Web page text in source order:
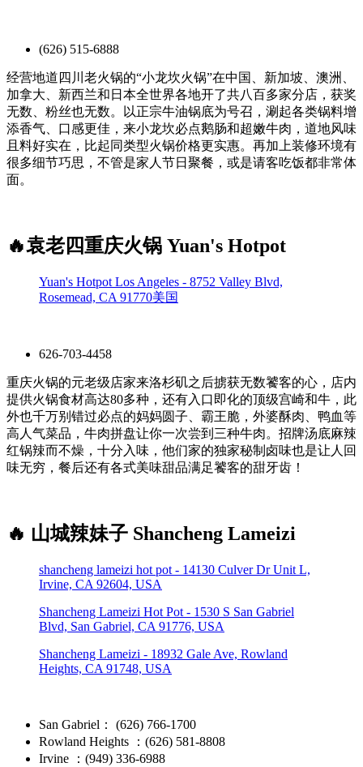
(626) 515-6888
经营地道四川老火锅的“小龙坎火锅”在中国、新加坡、澳洲、
加拿大、新西兰和日本全世界各地开了共八百多家分店，获奖
无数、粉丝也无数。以正宗牛油锅底为号召，涮起各类锅料增
添香气、口感更佳，来小龙坎必点鹅肠和超嫩牛肉，道地风味
且料好实在，比起同类型火锅价格更实惠。再加上装修环境有
很多细节巧思，不管是家人节日聚餐，或是请客吃饭都非常体
面。
🔥袁老四重庆火锅 Yuan's Hotpot
Yuan's Hotpot Los Angeles - 8752 Valley Blvd,
Rosemead, CA 91770美国
626-703-4458
重庆火锅的元老级店家来洛杉矶之后掳获无数饕客的心，店内
提供火锅食材高达80多种，还有入口即化的顶级宫崎和牛，此
外也千万别错过必点的妈妈圆子、霸王脆，外婆酥肉、鸭血等
高人气菜品，牛肉拼盘让你一次尝到三种牛肉。招牌汤底麻辣
红锅辣而不燥，十分入味，他们家的独家秘制卤味也是让人回
味无穷，餐后还有各式美味甜品满足饕客的甜牙齿！
🔥 山城辣妹子 Shancheng Lameizi
shancheng lameizi hot pot - 14130 Culver Dr Unit L,
Irvine, CA 92604, USA
Shancheng Lameizi Hot Pot - 1530 S San Gabriel
Blvd, San Gabriel, CA 91776, USA
Shancheng Lameizi - 18932 Gale Ave, Rowland
Heights, CA 91748, USA
San Gabriel： (626) 766-1700
Rowland Heights ：(626) 581-8808
Irvine ：(949) 336-6988